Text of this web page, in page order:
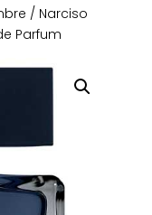
/ Narciso
Parfum